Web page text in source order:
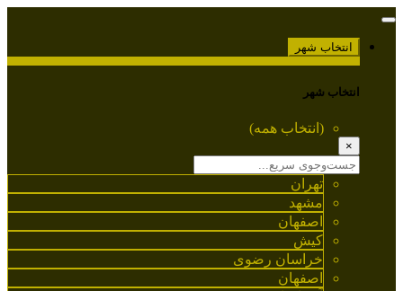
انتخاب شهر
انتخاب شهر
(انتخاب همه)
×
تهران
مشهد
اصفهان
کیش
خراسان رضوی
اصفهان